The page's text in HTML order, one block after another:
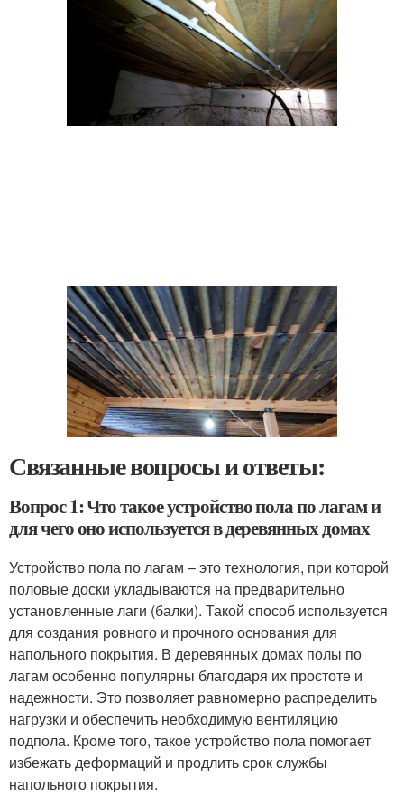
Связанные вопросы и ответы:
Вопрос 1: Что такое устройство пола по лагам и
для чего оно используется в деревянных домах
Устройство пола по лагам – это технология, при которой
половые доски укладываются на предварительно
установленные лаги (балки). Такой способ используется
для создания ровного и прочного основания для
напольного покрытия. В деревянных домах полы по
лагам особенно популярны благодаря их простоте и
надежности. Это позволяет равномерно распределить
нагрузки и обеспечить необходимую вентиляцию
подпола. Кроме того, такое устройство пола помогает
избежать деформаций и продлить срок службы
напольного покрытия.